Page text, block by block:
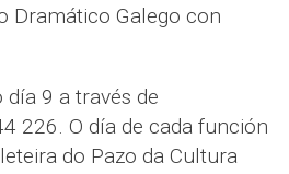
Dramático Galego con
9 a través de
226. O día de cada función
do Pazo da Cultura